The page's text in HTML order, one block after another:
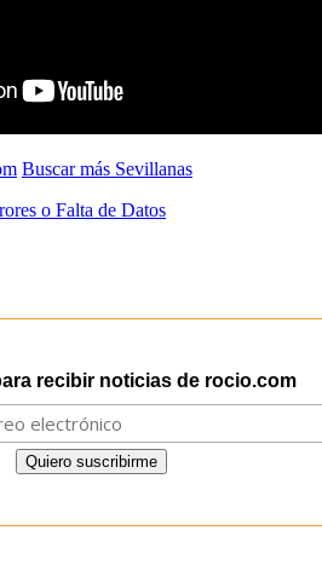
Buscar más Sevillanas
o Falta de Datos
recibir noticias de rocio.com